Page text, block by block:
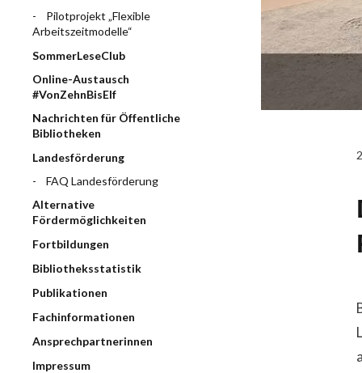
Pilotprojekt „Flexible
Arbeitszeitmodelle“
SommerLeseClub
Online-Austausch
#VonZehnBisElf
Nachrichten für Öffentliche
Bibliotheken
Landesförderung
FAQ Landesförderung
Alternative
Fördermöglichkeiten
Fortbildungen
Bibliotheksstatistik
Publikationen
Fachinformationen
Ansprechpartnerinnen
Impressum